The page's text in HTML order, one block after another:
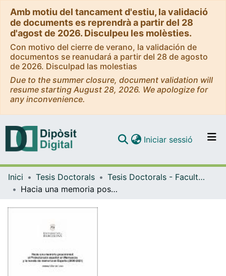
Amb motiu del tancament d'estiu, la validació
de documents es reprendrà a partir del 28
d'agost de 2026. Disculpeu les molèsties.
Con motivo del cierre de verano, la validación de
documentos se reanudará a partir del 28 de agosto
de 2026. Disculpad las molestias
Due to the summer closure, document validation will
resume starting August 28, 2026. We apologize for
any inconvenience.
Navega per tot el DD
Iniciar sessió (current)
Inici Tesis Doctorals
Tesis Doctorals - Facultat - Filologia
Hacia una memoria poscolonial: el Protectorado español en Marruecos y la novela de memoria en España (2009-2021)